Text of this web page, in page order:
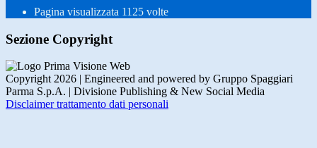
Pagina visualizzata 1125 volte
Sezione Copyright
Copyright 2026 | Engineered and powered by Gruppo Spaggiari
Parma S.p.A. | Divisione Publishing & New Social Media
Disclaimer trattamento dati personali